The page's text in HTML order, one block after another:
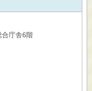
庁舎6階